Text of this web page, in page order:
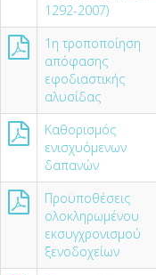
1292-2007)
1η τροποποίηση
απόφασης
εφοδιαστικής
αλυσίδας
Καθορισμός
ενισχυόμενων
δαπανών
Προϋποθέσεις
ολοκληρωμένου
εκσυγχρονισμού
ξενοδοχείων